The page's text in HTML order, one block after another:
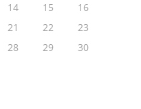
14 15
16
21 22
23
28 29
30